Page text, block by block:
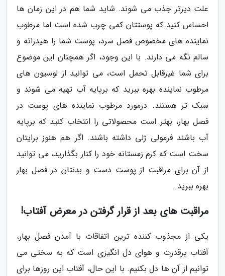
علت دیرتر جذب می شوند. شاید شما هم در این زمان ها
احساس کنید که پوستتان کمی چرب شده است اما مرطوب
نماینده های مخصوص فصل سرد، پوست شما را هیدراته و
سالم نگه می دارند. با این وجود، اگر همچنان این موضوع
برای شما غیرقابل تحمل است، می توانید از لوسیون های
مرطوب نماینده بهره ببرید که برپایه آب تهیه می شوند و
سبک تر هستند. درمورد مرطوب نماینده های پوست در
فصل بهار، بهتر است محصولاتی را انتخاب کنید که برپایه
آب باشند فرمولی ژلی داشته باشند. اگر هم هنوز برایتان
سخت است که کرم زمستانه خود را کنار بگذارید، می توانید
از آن برای مراقبت از پوست دست و بدنتان در فصل بهار
بهره ببرید.
مراقبت های بعد از قرار گرفتن در معرض آفتاب!
یکی از مجذوب کننده ترین اتفاقات با آمدن فصل بهار،
آفتاب پرقدرت و هوای دل انگیزی است که به سختی می
توانیم از آن ها دل بکنیم. با این حال، آفتاب این روزها برای